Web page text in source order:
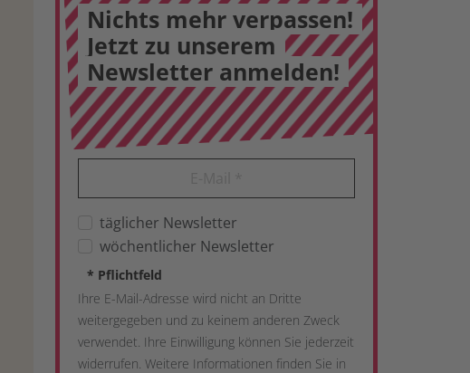
Nichts mehr verpassen!
Jetzt zu unserem
Newsletter anmelden!
täglicher Newsletter
wöchentlicher Newsletter
* Pflichtfeld
Ihre E-Mail-Adresse wird nicht an Dritte
weitergegeben und zu keinem anderen Zweck
verwendet. Ihre Einwilligung können Sie jederzeit
widerrufen. Weitere Informationen finden Sie in